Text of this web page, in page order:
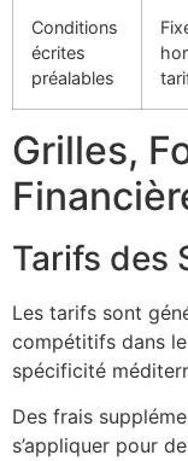
Conditions
écrites
préalables
Grilles,
Tarifs des
Les tarifs sont
compétitifs dans
spécificité
Des frais
s’appliquer pour